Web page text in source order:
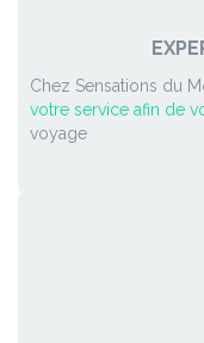
Chez Sensations du
votre service afin de
voyage